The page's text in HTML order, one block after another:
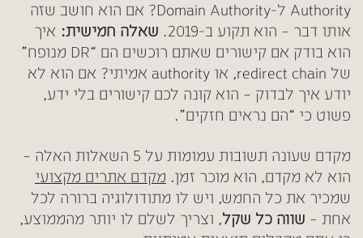
Authority ל-Domain Authority? אם הוא חושב שזה
אותו דבר – הוא תקוע ב-2019.
שאלה חמישית: איך
הוא בודק אם קישורים שאתם רוכשים הם “DR מנופח”
של redirect chain, או authority אמיתי? אם הוא לא
יודע איך לבדוק – הוא קונה לכם קישורים בלי ידע,
פשוט כי “הם נראים חזקים”.
מקדם שעונה תשובות עמומות על 5 השאלות האלה –
הוא לא מקדם, הוא מוכר זמן. מקדם אתרים מקצועי
שמכיר את כל החמש, ויש לו מתודולוגיה ברורה לכל
אחת – שווה כל שקל, וצריך לשלם לו יותר מהממוצע,